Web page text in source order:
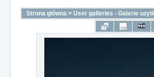
Strona główna > User galleries - Galerie